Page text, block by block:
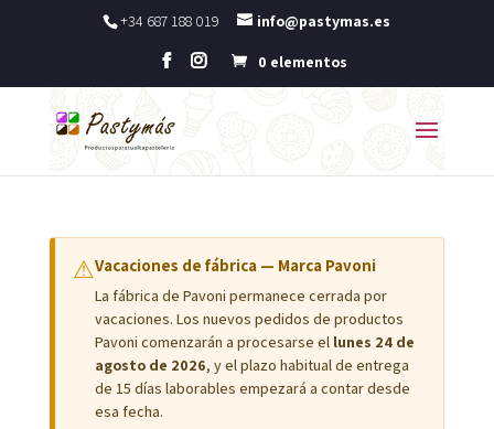
+34 687 188 019 info@pastymas.es
0 elementos
⚠Vacaciones de fábrica — Marca Pavoni
La fábrica de Pavoni permanece cerrada por
vacaciones. Los nuevos pedidos de productos
Pavoni comenzarán a procesarse el lunes 24 de
agosto de 2026, y el plazo habitual de entrega
de 15 días laborables empezará a contar desde
esa fecha.